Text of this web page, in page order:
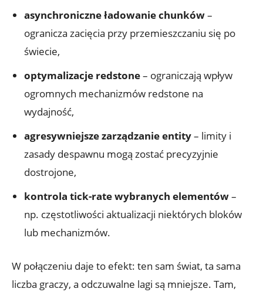
asynchroniczne ładowanie chunków–
ogranicza zacięcia przy przemieszczaniu się po
świecie,
optymalizacje redstone– ograniczają wpływ
ogromnych mechanizmów redstone na
wydajność,
agresywniejsze zarządzanie entity– limity i
zasady despawnu mogą zostać precyzyjnie
dostrojone,
kontrola tick-rate wybranych elementów–
np. częstotliwości aktualizacji niektórych bloków
lub mechanizmów.
W połączeniu daje to efekt: ten sam świat, ta sama
liczba graczy, a odczuwalne lagi są mniejsze. Tam,